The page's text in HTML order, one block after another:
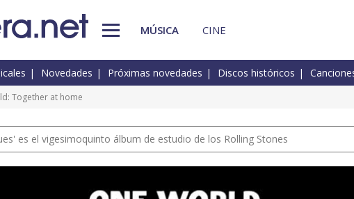
MÚSICA CINE
Novedades Próximas novedades Discos históricos
Together at home
es el vigesimoquinto álbum de estudio de los Rolling Stones